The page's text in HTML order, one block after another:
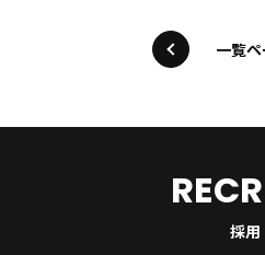
一覧
採用